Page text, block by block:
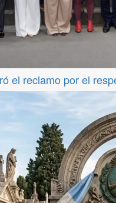
el reclamo por el